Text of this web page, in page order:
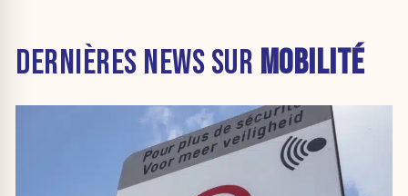
DERNIÈRES NEWS SUR MOBILITÉ